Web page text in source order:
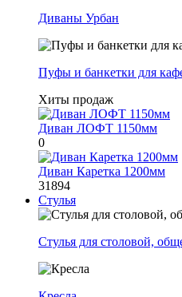
Диваны Урбан
Пуфы и банкетки для
Хиты продаж
Диван ЛОФТ 1150мм
0
Диван Каретка 1200мм
31894
Стулья
Стулья для столовой,